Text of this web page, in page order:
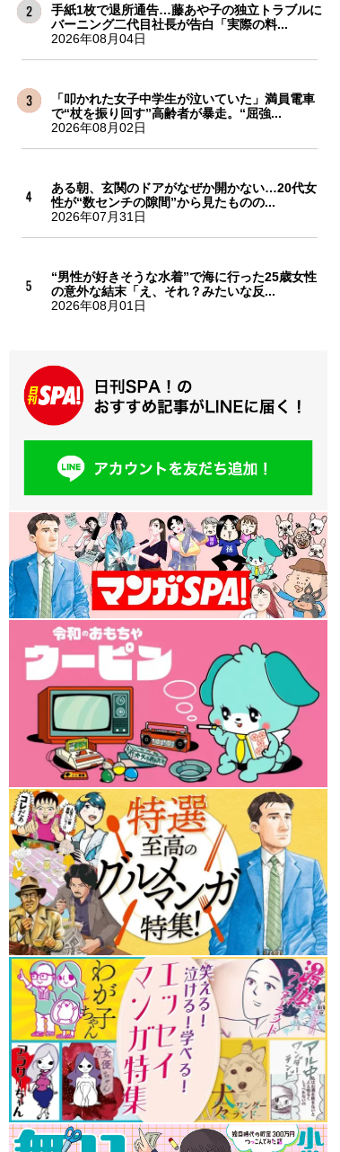
手紙1枚で退所通告…藤あや子の独立トラブルに
バーニング二代目社長が告白「実際の料...
2026年08月04日
「叩かれた女子中学生が泣いていた」満員電車
で“杖を振り回す”高齢者が暴走。“屈強...
2026年08月02日
ある朝、玄関のドアがなぜか開かない…20代女
性が“数センチの隙間”から見たものの...
2026年07月31日
“男性が好きそうな水着”で海に行った25歳女性
の意外な結末「え、それ？みたいな反...
2026年08月01日